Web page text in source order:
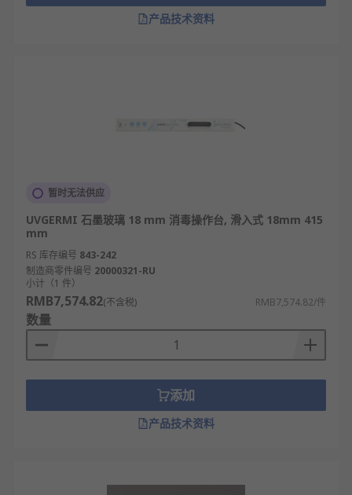
欢迎查看和订购欧时电子的洗手液支架及相关产品，
产品技术资料
暂时无法供应
UVGERMI 石墨玻璃 18 mm 消毒操作台, 滑入式 18mm 415
mm
RS 库存编号 843-242
制造商零件编号 20000321-RU
小计（1 件）
RMB7,574.82(不含税) RMB7,574.82/件
数量
添加
产品技术资料